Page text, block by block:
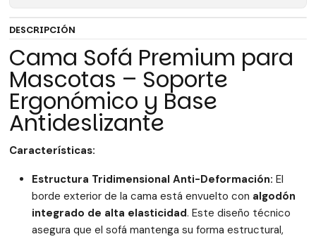
DESCRIPCIÓN
Cama Sofá Premium para
Mascotas – Soporte
Ergonómico y Base
Antideslizante
Características:
Estructura Tridimensional Anti-Deformación: El
borde exterior de la cama está envuelto con algodón
integrado de alta elasticidad. Este diseño técnico
asegura que el sofá mantenga su forma estructural,